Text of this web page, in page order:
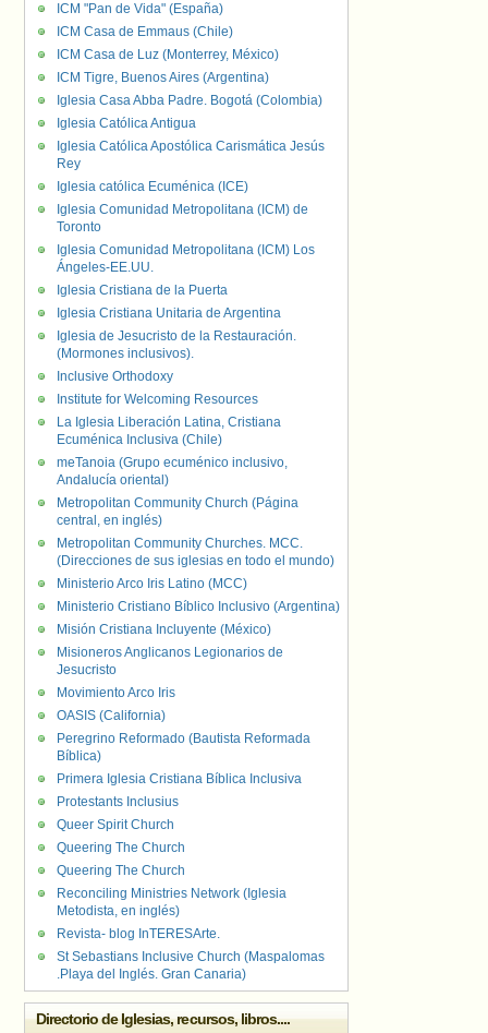
ICM "Pan de Vida" (España)
ICM Casa de Emmaus (Chile)
ICM Casa de Luz (Monterrey, México)
ICM Tigre, Buenos Aires (Argentina)
Iglesia Casa Abba Padre. Bogotá (Colombia)
Iglesia Católica Antigua
Iglesia Católica Apostólica Carismática Jesús
Rey
Iglesia católica Ecuménica (ICE)
Iglesia Comunidad Metropolitana (ICM) de
Toronto
Iglesia Comunidad Metropolitana (ICM) Los
Ángeles-EE.UU.
Iglesia Cristiana de la Puerta
Iglesia Cristiana Unitaria de Argentina
Iglesia de Jesucristo de la Restauración.
(Mormones inclusivos).
Inclusive Orthodoxy
Institute for Welcoming Resources
La Iglesia Liberación Latina, Cristiana
Ecuménica Inclusiva (Chile)
meTanoia (Grupo ecuménico inclusivo,
Andalucía oriental)
Metropolitan Community Church (Página
central, en inglés)
Metropolitan Community Churches. MCC.
(Direcciones de sus iglesias en todo el mundo)
Ministerio Arco Iris Latino (MCC)
Ministerio Cristiano Bíblico Inclusivo (Argentina)
Misión Cristiana Incluyente (México)
Misioneros Anglicanos Legionarios de
Jesucristo
Movimiento Arco Iris
OASIS (California)
Peregrino Reformado (Bautista Reformada
Bíblica)
Primera Iglesia Cristiana Bíblica Inclusiva
Protestants Inclusius
Queer Spirit Church
Queering The Church
Queering The Church
Reconciling Ministries Network (Iglesia
Metodista, en inglés)
Revista- blog InTERESArte.
St Sebastians Inclusive Church (Maspalomas
.Playa del Inglés. Gran Canaria)
Directorio de Iglesias, recursos, libros....